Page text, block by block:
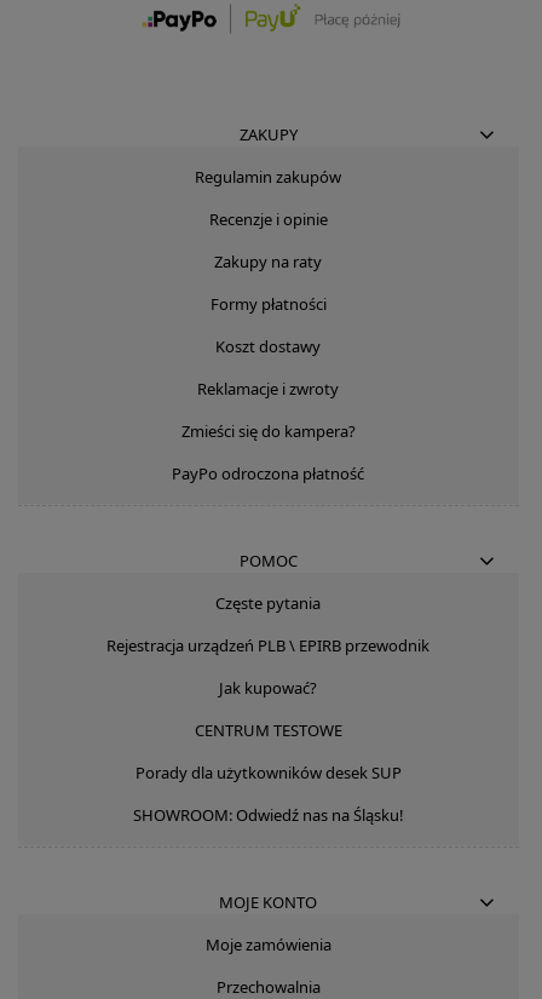
ZAKUPY
Regulamin zakupów
Recenzje i opinie
Zakupy na raty
Formy płatności
Koszt dostawy
Reklamacje i zwroty
Zmieści się do kampera?
PayPo odroczona płatność
POMOC
Częste pytania
Rejestracja urządzeń PLB \ EPIRB przewodnik
Jak kupować?
CENTRUM TESTOWE
Porady dla użytkowników desek SUP
SHOWROOM: Odwiedź nas na Śląsku!
MOJE KONTO
Moje zamówienia
Przechowalnia